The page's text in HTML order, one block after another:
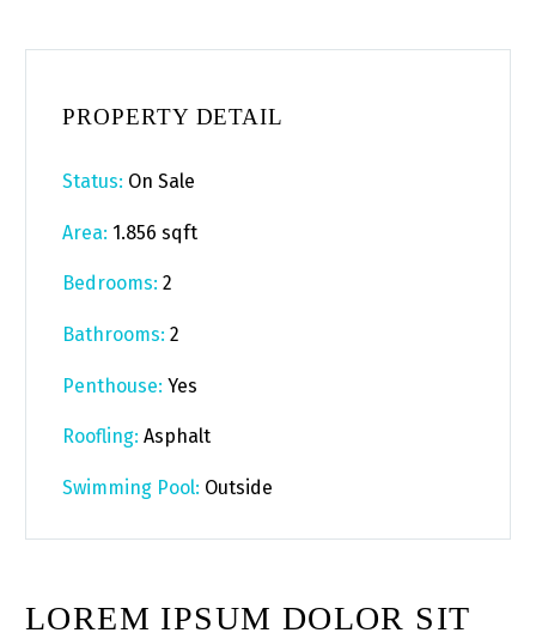
PROPERTY DETAIL
Status: On Sale
Area: 1.856 sqft
Bedrooms: 2
Bathrooms: 2
Penthouse: Yes
Roofling: Asphalt
Swimming Pool: Outside
LOREM IPSUM DOLOR SIT